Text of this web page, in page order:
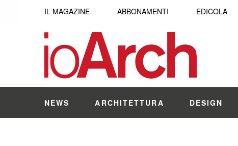
IL MAGAZINE ABBONAMENTI EDICOLA
NEWS ARCHITETTURA DESIGN